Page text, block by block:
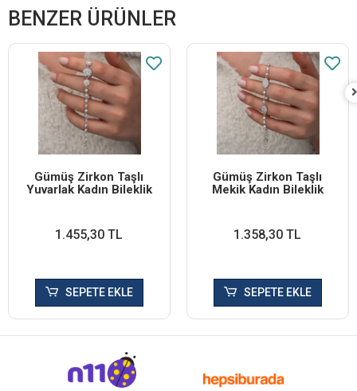
BENZER ÜRÜNLER
Gümüş Zirkon Taşlı
Yuvarlak Kadın Bileklik
1.455,30 TL
SEPETE EKLE
Gümüş Zirkon Taşlı
Mekik Kadın Bileklik
1.358,30 TL
SEPETE EKLE